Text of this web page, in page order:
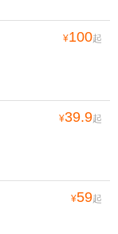
¥100起
¥39.9起
¥59起